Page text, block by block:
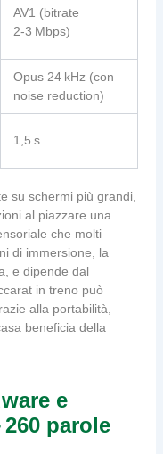
AV1 (bitrate
2‑3 Mbps)
Opus 24 kHz (con
noise reduction)
1,5 s
su schermi più grandi,
al piazzare una
che molti
di immersione, la
e dipende dal
in treno può
alla portabilità,
beneficia della
e
parole